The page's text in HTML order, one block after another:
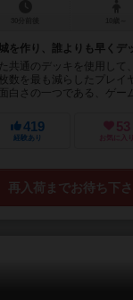
を作り、誰よりも早くデ
共通のデッキを使用して
数を最も減らしたプレイ
白さの一つである、ゲー
419
経験あり
53
お気に入り
再入荷までお待ち下